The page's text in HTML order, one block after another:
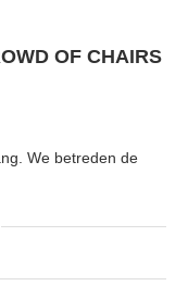
OF CHAIRS
We betreden de